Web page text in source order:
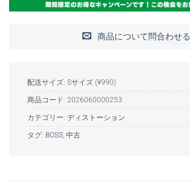
商品について問合わせる
配送サイズ: Sサイズ (¥990)
商品コード: 2026060000253
カテゴリー: ディストーション
タグ: BOSS, 中古